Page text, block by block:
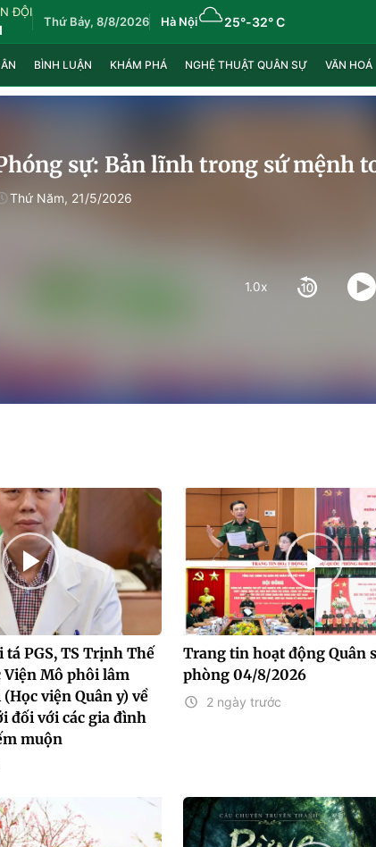
ĐỘI
Thứ Bảy, 8/8/2026 Hà Nội 25°-32° C
BÌNH LUẬN KHÁM PHÁ NGHỆ THUẬT QUÂN SỰ VĂN HOÁ
sự: Bản lĩnh trong sứ mệnh
Thứ Năm, 21/5/2026
1.0x
PGS, TS Trịnh Thế
Viện Mô phôi lâm
viện Quân y) về
đối với các gia đình
muộn
Trang tin hoạt động Quân
phòng 04/8/2026
2 ngày trước